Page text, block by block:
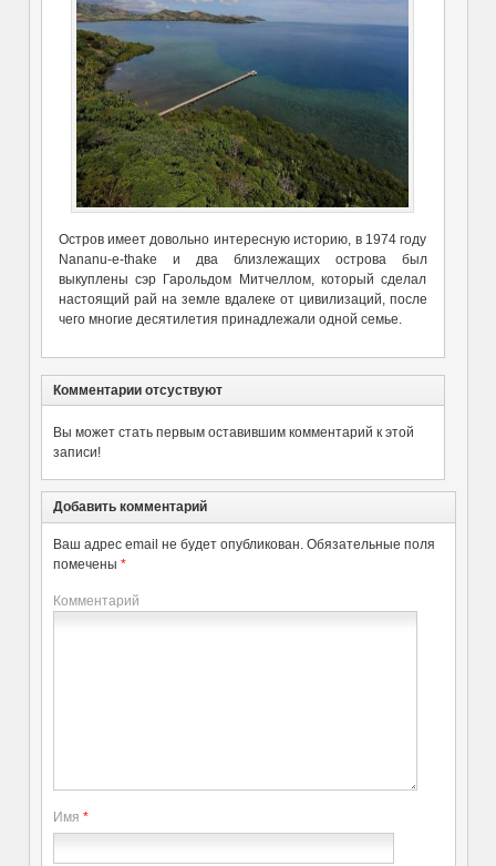
Остров имеет довольно интересную историю, в 1974 году
Nananu-e-thake и два близлежащих острова был
выкуплены сэр Гарольдом Митчеллом, который сделал
настоящий рай на земле вдалеке от цивилизаций, после
чего многие десятилетия принадлежали одной семье.
Комментарии отсуствуют
Вы может стать первым оставившим комментарий к этой
записи!
Добавить комментарий
Ваш адрес email не будет опубликован. Обязательные поля
помечены *
Комментарий
Имя *